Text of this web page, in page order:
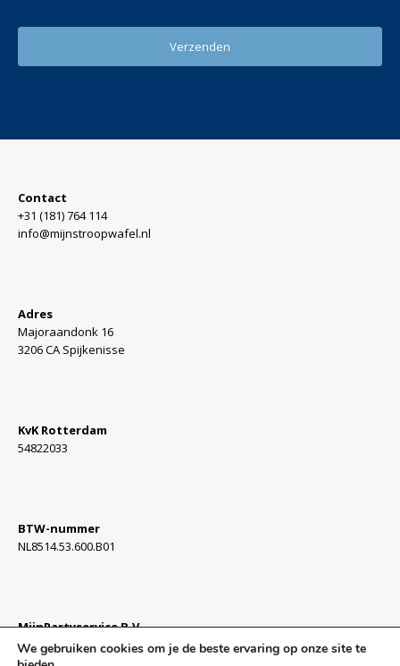
Contact
+31 (181) 764 114
info@mijnstroopwafel.nl
Adres
Majoraandonk 16
3206 CA Spijkenisse
KvK Rotterdam
54822033
BTW-nummer
NL8514.53.600.B01
MijnPartyservice B.V.
Algemene Voorwaarden »
We gebruiken cookies om je de beste ervaring op onze site te